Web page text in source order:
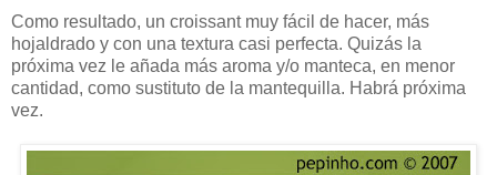
Como resultado, un croissant muy fácil de hacer, más
hojaldrado y con una textura casi perfecta. Quizás la
próxima vez le añada más aroma y/o manteca, en menor
cantidad, como sustituto de la mantequilla. Habrá próxima
vez.